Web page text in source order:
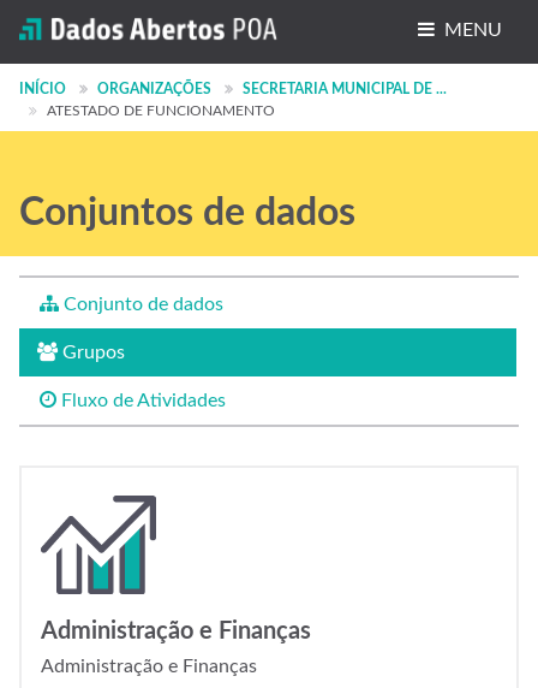
MENU
Conjuntos de dados
Organizações
INÍCIO ORGANIZAÇÕES
SECRETARIA MUNICIPAL DE ...
ATESTADO DE FUNCIONAMENTO
Conjuntos de dados
Conjunto de dados
Grupos
Fluxo de Atividades
Administração e Finanças
Administração e Finanças